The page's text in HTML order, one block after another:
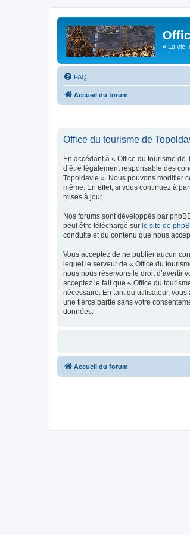
« La vie,
FAQ
Accueil du forum
Office du tourisme de
En accédant à « Office du tourisme
d’être légalement responsable des
Topoldavie ». Nous pouvons modifier
même. En effet, si vous continuez à
mises à jour.
Nos forums sont développés par
peut être téléchargé sur le site de
conduite et du contenu que nous
Vous acceptez de ne publier aucun
lequel le serveur de « Office du
nous nous réservons le droit d’avertir
acceptez le fait que « Office du
nécessaire. En tant qu’utilisateur,
une tierce partie sans votre
données.
Accueil du forum